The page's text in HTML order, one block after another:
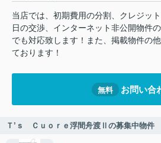
当店では、初期費用の分割、クレジッ
日の交渉、インターネット非公開物件
でも対応致します！また、掲載物件の
ております！
無料 お問い合
Ｔ’ｓ Ｃｕｏｒｅ浮間舟渡Ⅱの募集中物件